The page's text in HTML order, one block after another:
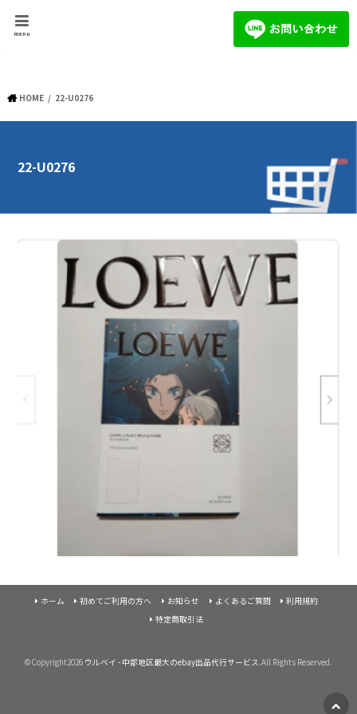
menu
HOME 22-U0276
22-U0276
ホーム 初めてご利用の方へ お知らせ よくあるご質問
利用規約
特定商取引法
©Copyright2026 ウルベイ - 中部地区最大のebay出品代行サービス.All Rights Reserved.